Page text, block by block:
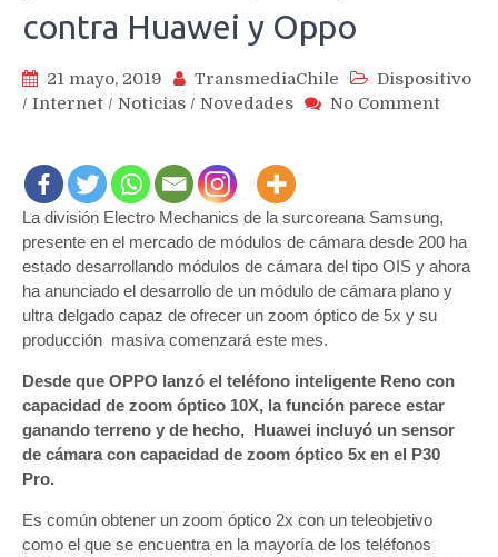
contra Huawei y Oppo
21 mayo, 2019 TransmediaChile
Dispositivo
/ Internet / Noticias / Novedades No Commenton
lente
con
zoom
óptico
y
contra
La división Electro Mechanics de la surcoreana Samsung,
presente en el mercado de módulos de cámara desde 200 ha
estado desarrollando módulos de cámara del tipo OIS y ahora
ha anunciado el desarrollo de un módulo de cámara plano y
ultra delgado capaz de ofrecer un zoom óptico de 5x y su
producción masiva comenzará este mes.
Desde que OPPO lanzó el teléfono inteligente Reno con
capacidad de zoom óptico 10X, la función parece estar
ganando terreno y de hecho, Huawei incluyó un sensor
de cámara con capacidad de zoom óptico 5x en el P30
Pro.
Es común obtener un zoom óptico 2x con un teleobjetivo
como el que se encuentra en la mayoría de los teléfonos